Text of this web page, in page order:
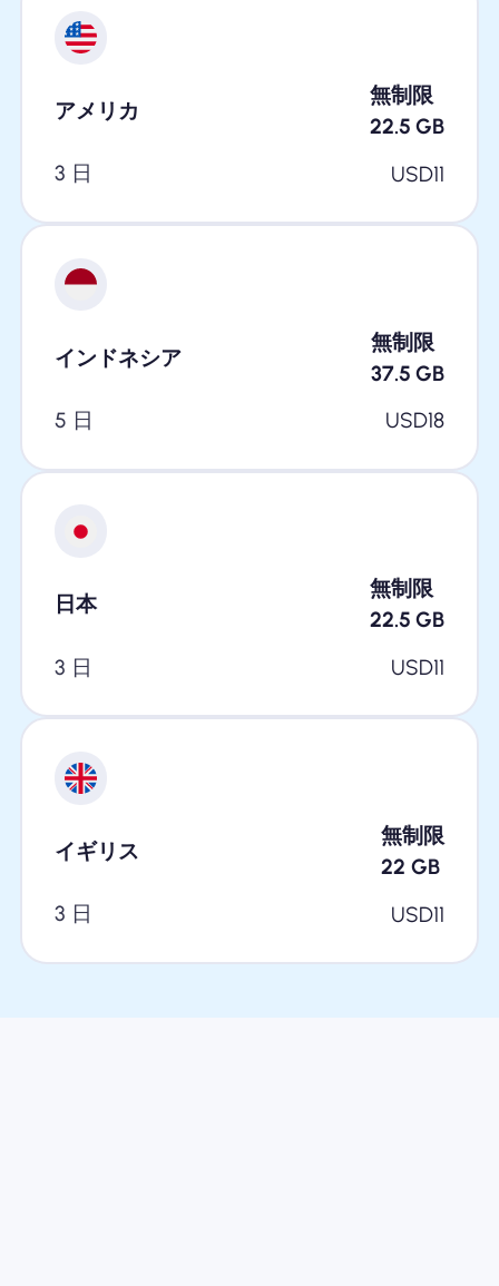
アメリカ
無制限
22.5 GB
3 日
USD11
インドネシア
無制限
37.5 GB
5 日
USD18
日本
無制限
22.5 GB
3 日
USD11
イギリス
無制限
22 GB
3 日
USD11